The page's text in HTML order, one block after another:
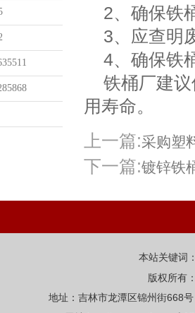
2、确保铁
3、应查明
4、确保铁
铁桶厂建议
用寿命。
上一篇:采购塑
下一篇:镀锌铁
本站关键词
版权所有
地址：吉林市龙潭区锦州街